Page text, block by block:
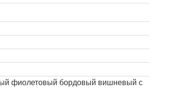
фиолетовый бордовый вишневый с